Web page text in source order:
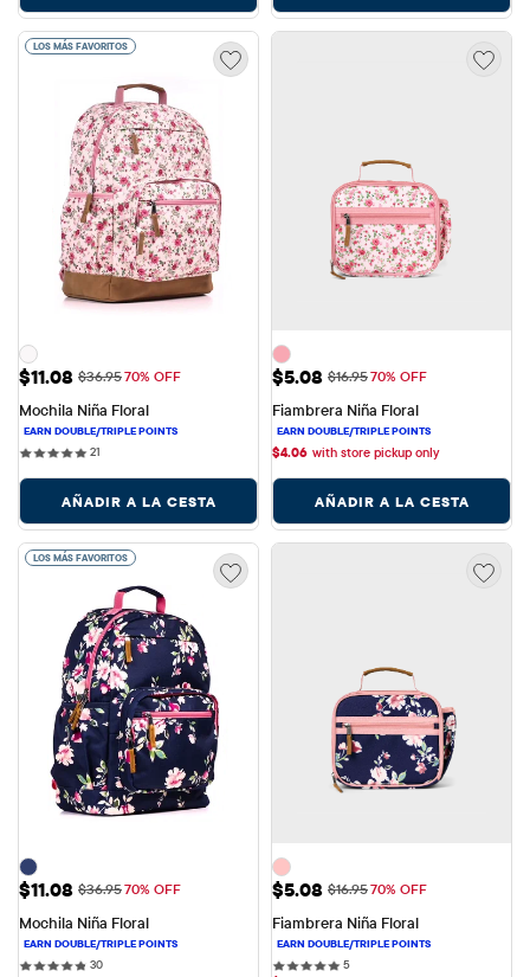
LOS MÁS FAVORITOS
Precio de venta: $11.08
$11.08 Precio original: $36.95
$36.9570% OFF
Mochila Niña Floral
21
AÑADIR A LA CESTA
Precio de venta: $5.08
$5.08 Precio original: $16.95
$16.9570% OFF
Fiambrera Niña Floral
$4.06 with store pickup only
AÑADIR A LA CESTA
LOS MÁS FAVORITOS
Precio de venta: $11.08
$11.08 Precio original: $36.95
$36.9570% OFF
Mochila Niña Floral
3030 reviews
Precio de venta: $5.08
$5.08 Precio original: $16.95
$16.9570% OFF
Fiambrera Niña Floral
55 reviews